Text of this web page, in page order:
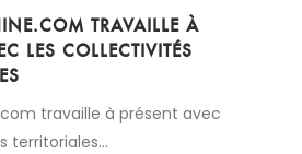
TRAVAILLE À
LES COLLECTIVITÉS
travaille à présent avec
territoriales...